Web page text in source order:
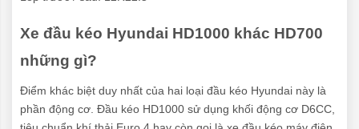
Xe đầu kéo Hyundai HD1000 khác HD700
những gì?
Điểm khác biệt duy nhất của hai loại đầu kéo Hyundai này là
phần động cơ. Đầu kéo HD1000 sử dụng khối động cơ D6CC,